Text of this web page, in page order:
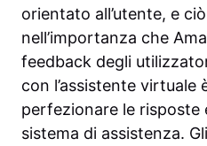
orientato all’utente, e
nell’importanza che
feedback degli
con l’assistente virtuale
perfezionare le risposte
sistema di assistenza.